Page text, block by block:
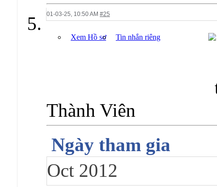
01-03-25, 10:50 AM #25
Xem Hồ sơ Tin nhắn riêng
Thành Viên
Ngày tham gia
Oct 2012